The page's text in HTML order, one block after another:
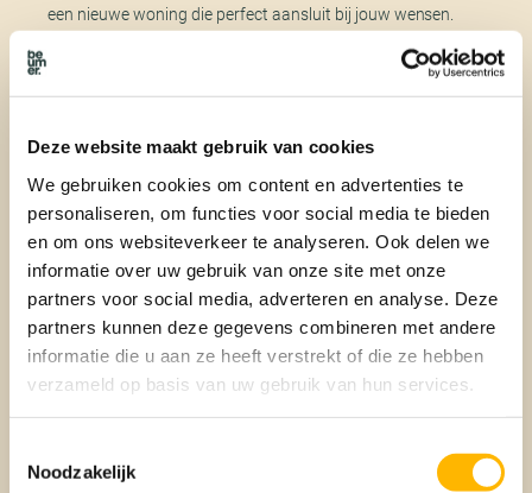
Deze website maakt gebruik van cookies
We gebruiken cookies om content en advertenties te
personaliseren, om functies voor social media te bieden
en om ons websiteverkeer te analyseren. Ook delen we
informatie over uw gebruik van onze site met onze
partners voor social media, adverteren en analyse. Deze
partners kunnen deze gegevens combineren met andere
informatie die u aan ze heeft verstrekt of die ze hebben
verzameld op basis van uw gebruik van hun services.
Noodzakelijk
een nieuwe woning die perfect aansluit bij jouw wensen.
We leveren maatwerk
We begrijpen dat er veel factoren zijn die meespelen bij de
keuze van een nieuwe woning. We houden rekening met je
wensen op het gebied van toekomstbestendigheid, locatie,
de gemeenschap in de omgeving en je financiële
mogelijkheden. Zo ben je zeker van een woning waar je met
veel plezier je nieuwe levensfase kunt beginnen.
Wensen staan centraal
Toekomstbestendig wonen